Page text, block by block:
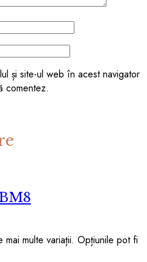
și site-ul web în acest navigator
comentez.
multe variații. Opțiunile pot fi